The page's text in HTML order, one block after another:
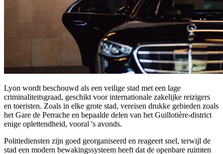
Lyon wordt beschouwd als een veilige stad met een lage
criminaliteitsgraad, geschikt voor internationale zakelijke reizigers
en toeristen. Zoals in elke grote stad, vereisen drukke gebieden zoals
het Gare de Perrache en bepaalde delen van het Guillotière-district
enige oplettendheid, vooral 's avonds.
Politiediensten zijn goed georganiseerd en reageert snel, terwijl de
stad een modern bewakingssysteem heeft dat de openbare ruimten